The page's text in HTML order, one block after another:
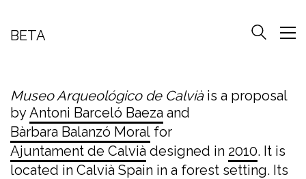
BETA
Museo Arqueológico de Calviàis a proposal
byAntoni Barceló Baeza and
Bàrbara Balanzó Moral for
Ajuntament de Calvià designed in 2010. It is
located in Calvià Spain in a forest setting. Its